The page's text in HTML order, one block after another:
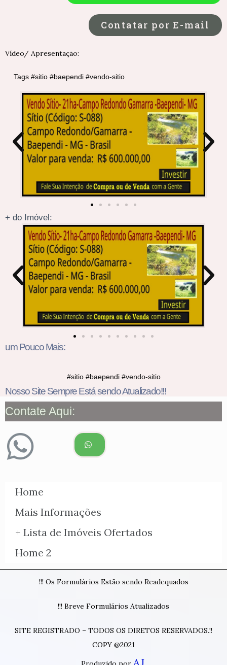
Contatar por E-mail
Vídeo/ Apresentação:
Tags #sitio #baependi #vendo-sitio
+ do Imóvel:
um Pouco Mais:
#sitio #baependi #vendo-sitio
Nosso Site Sempre Está sendo Atualizado!!!
Contate Aqui:
Home
Mais Informações
+ Lista de Imóveis Ofertados
Home 2
!!! Os Formulários Estão sendo Readequados
!!! Breve Formulários Atualizados
SITE REGISTRADO – TODOS OS DIRETOS RESERVADOS.!!
COPY @2021
AJ